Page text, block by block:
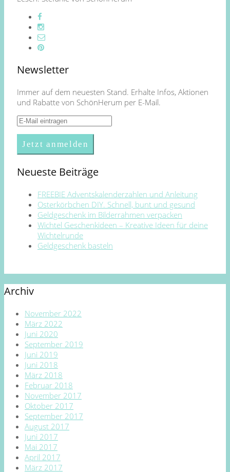
Newsletter
Immer auf dem neuesten Stand. Erhalte Infos, Aktionen
und Rabatte von SchönHerum per E-Mail.
Neueste Beiträge
FREEBIE Adventskalenderzahlen und Anleitung
Osterkörbchen DIY. Schnell, bunt und gesund
Geldgeschenk im Bilderrahmen verpacken
Wichtel Geschenkideen – Kreative Ideen für deine
Wichtelrunde
Geldgeschenk basteln
Archiv
November 2022
März 2022
Juni 2020
September 2019
Juni 2019
Juni 2018
März 2018
Februar 2018
November 2017
Oktober 2017
September 2017
August 2017
Juni 2017
Mai 2017
April 2017
März 2017